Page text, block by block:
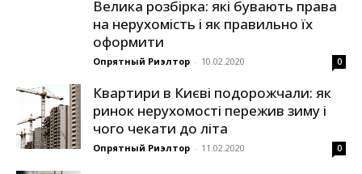
Велика розбірка: які бувають права
на нерухомість і як правильно їх
оформити
Опрятный Риэлтор - 10.02.2020 0
Квартири в Києві подорожчали: як
ринок нерухомості пережив зиму і
чого чекати до літа
Опрятный Риэлтор - 11.02.2020 0